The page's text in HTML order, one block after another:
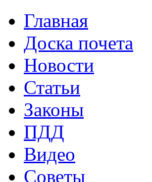
Главная
Доска почета
Новости
Статьи
Законы
ПДД
Видео
Советы